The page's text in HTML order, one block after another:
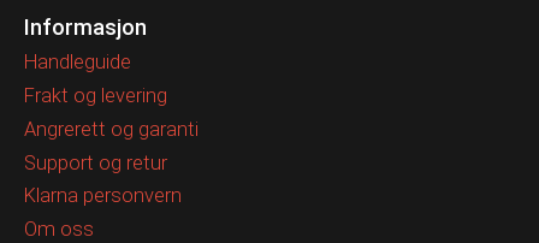
Informasjon
Handleguide
Frakt og levering
Angrerett og garanti
Support og retur
Klarna personvern
Om oss